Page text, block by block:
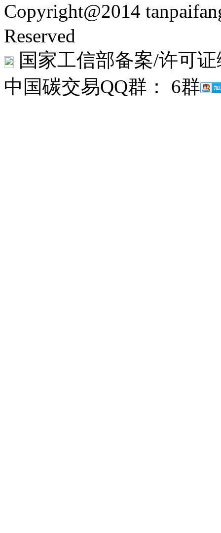
Copyright@2014
Reserved
国家工信部备案/许可
中国碳交易QQ群： 6群